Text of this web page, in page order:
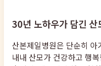
30년 노하우가 담긴 산
산본제일병원은 단순히
내내 산모가 건강하고 행